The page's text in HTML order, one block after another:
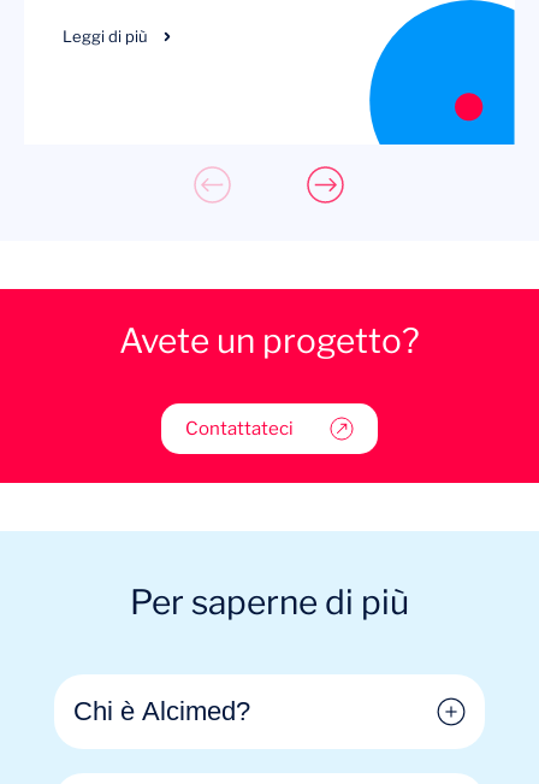
Leggi di più
Avete un progetto?
Contattateci
Per saperne di più
Chi è Alcimed?